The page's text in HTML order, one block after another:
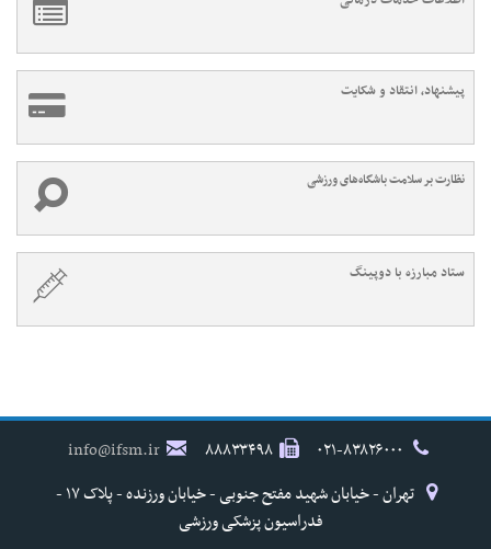
پیشنهاد، انتقاد و شکایت
نظارت بر سلامت باشگاه‌های ورزشی
ستاد مبارزه با دوپینگ
۸۸۸۳۳۴۹۸
info@ifsm.ir
تهران - خیابان شهید مفتح جنوبی - خیابان ورزنده - پلاک ۱۷ -
فدراسیون پزشکی ورزشی